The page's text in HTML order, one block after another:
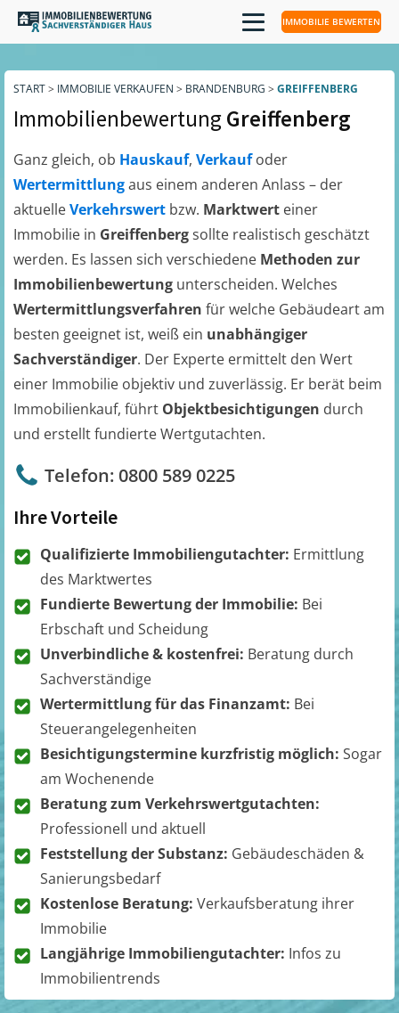
IMMOBILIE BEWERTEN
START> IMMOBILIE VERKAUFEN > BRANDENBURG > GREIFFENBERG
ImmobilienbewertungGreiffenberg
Ganz gleich, ob Hauskauf, Verkaufoder
Wertermittlungaus einem anderen Anlass – der
aktuelleVerkehrswert bzw. Marktwert einer
Immobilie in Greiffenbergsollte realistisch geschätzt
werden. Es lassen sich verschiedene Methoden zur
Immobilienbewertung unterscheiden. Welches
Wertermittlungsverfahren für welche Gebäudeart am
besten geeignet ist, weiß ein unabhängiger
Sachverständiger. Der Experte ermittelt den Wert
einer Immobilie objektiv und zuverlässig. Er berät beim
Immobilienkauf, führt Objektbesichtigungen durch
und erstellt fundierte Wertgutachten.
Telefon: 0800 589 0225
Ihre Vorteile
Qualifizierte Immobiliengutachter: Ermittlung
des Marktwertes
Fundierte Bewertung der Immobilie: Bei
Erbschaft und Scheidung
Unverbindliche & kostenfrei: Beratung durch
Sachverständige
Wertermittlung für das Finanzamt: Bei
Steuerangelegenheiten
Besichtigungstermine kurzfristig möglich: Sogar
am Wochenende
Beratung zum Verkehrswertgutachten:
Professionell und aktuell
Feststellung der Substanz: Gebäudeschäden &
Sanierungsbedarf
Kostenlose Beratung: Verkaufsberatung ihrer
Immobilie
Langjährige Immobiliengutachter: Infos zu
Immobilientrends